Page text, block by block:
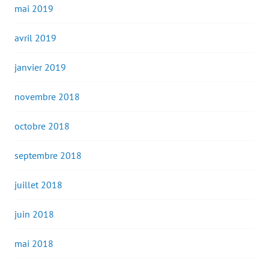
mai 2019
avril 2019
janvier 2019
novembre 2018
octobre 2018
septembre 2018
juillet 2018
juin 2018
mai 2018